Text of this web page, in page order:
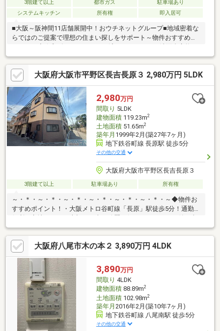
3階建て以上 都市ガス
駐車場あり
システムキッチン
所有権 即入居可
■大阪～阪神間11店舗展開中！おウチネットグループ■地域密着な
らではのご提案で理想の住まい探しをサポート～物件おすすめポ
全室クロス・CF張替・壁・天井塗装・建具一部交換・障子・網戸
張替・分電盤交換・給排水工事・玄関ドアリペア・車庫改装・ハ
ウスクリーニング◆南向きバルコニーで陽当たり良好◆屋根付き
駐車場1台分あり（車種制限あり）◆小・中・高校まで徒歩10分
圏内で子育て世帯にも安心の住環境◆スーパー・コンビニまで徒
歩10分圏内◆大阪メトロ谷町線「出戸」駅徒歩19分
大阪府大阪市平野区長吉長原３ 2,980万円 5LDK
2,980万円
間取り 5LDK
建物面積119.23m2
土地面積51.65m2
築年月 1999年2月(築27年7ヶ月)
地下鉄谷町線 長原駅 徒歩5分
その他の交通
大阪府大阪市平野区長吉長原３
3階建て以上 駐車場あり 所有権
～・＊・～・＊・～・＊・～・＊・～・＊・～・＊・～◆物件お
すすめポイント！・大阪メトロ谷町線「長原」駅徒歩5分！通勤に
庫付き！雨や雪、直射日光などからの保護の他、セキュリティ面
でも安心です♪・角地のため日当たりや風通し、見通しがよく快適
にお住まいいただけます♪・大阪市立長吉小学校まで徒歩4分！小
さなお子さまの登下校も安心です♪ハウスフリーダムは【東証スタ
ンダード上場企業】です。不動産購入や住宅ローンについては、
ハウスフリーダムにお任せ下さい。（ご来店の際は、店舗前に大
型駐車場を完備しております！）
大阪府八尾市木の本２ 3,890万円 4LDK
3,890万円
間取り 4LDK
建物面積88.89m2
土地面積102.98m2
築年月 2016年2月(築10年7ヶ月)
地下鉄谷町線 八尾南駅 徒歩5分
その他の交通